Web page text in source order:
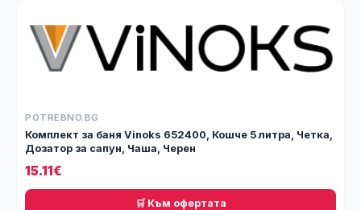
POTREBNO.BG
Комплект за баня Vinoks 652400, Кошче 5 литра, Четка,
Дозатор за сапун, Чаша, Черен
15.11€
🛒 Към офертата